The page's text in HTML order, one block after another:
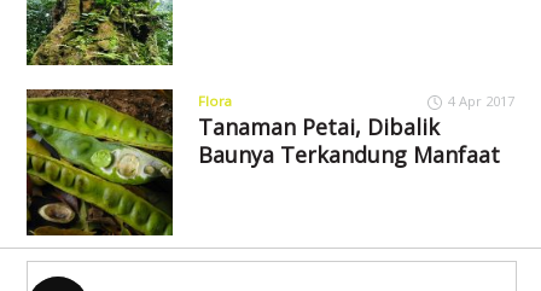
Flora 4 Apr 2017
Tanaman Petai, Dibalik
Baunya Terkandung Manfaat